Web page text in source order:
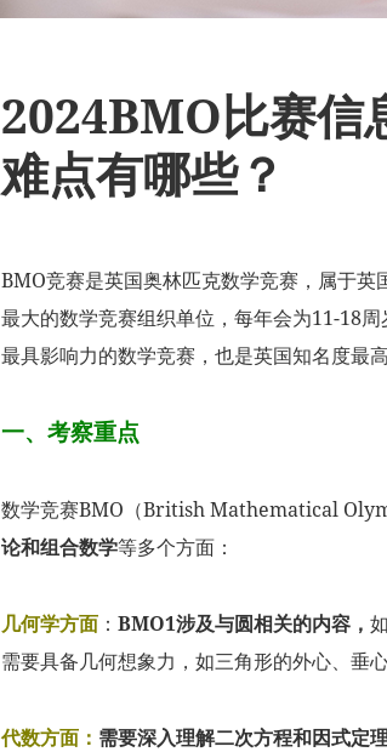
2024BMO比赛信
难点有哪些？
BMO竞赛是英国奥林匹克数学竞赛，属于
最大的数学竞赛组织单位，每年会为11-18
最具影响力的数学竞赛，也是英国知名度最高
一、考察重点
数学竞赛BMO（British Mathematical
论和组合数学等多个方面：
几何学方面 ：BMO1涉及与圆相关的内容，
需要具备几何想象力，如三角形的外心、垂
代数方面： 需要深入理解二次方程和因式定